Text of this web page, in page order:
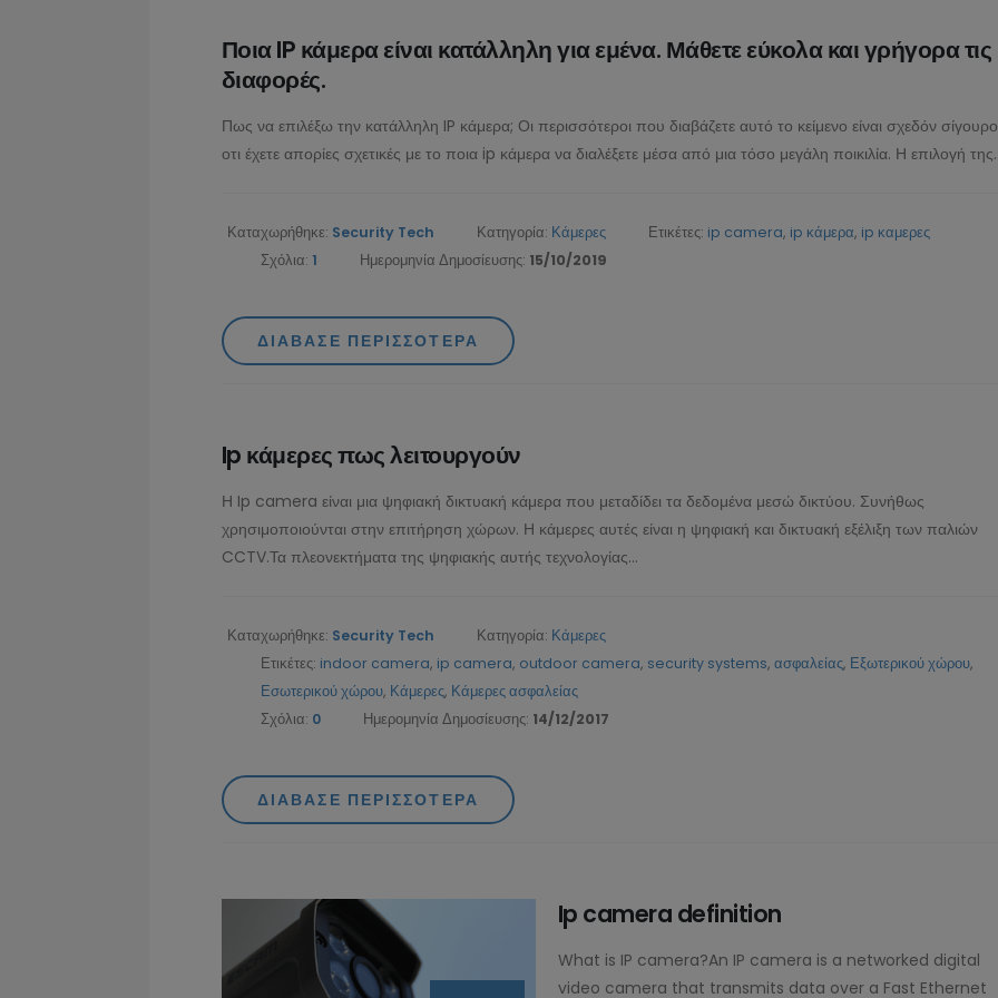
Ποια IP κάμερα είναι κατάλληλη για εμένα. Μάθετε εύκολα και γρήγορα τις
διαφορές.
Πως να επιλέξω την κατάλληλη IP κάμερα; Οι περισσότεροι που διαβάζετε αυτό το κείμενο είναι σχεδόν σίγουρο
οτι έχετε απορίες σχετικές με το ποια ip κάμερα να διαλέξετε μέσα από μια τόσο μεγάλη ποικιλία. Η επιλογή
Καταχωρήθηκε: Security Tech Κατηγορία: Κάμερες Ετικέτες: ip camera, ip κάμερα, ip καμερες
Σχόλια: 1 Ημερομηνία Δημοσίευσης: 15/10/2019
ΔΙΆΒΑΣΕ ΠΕΡΙΣΣΌΤΕΡΑ
Ip κάμερες πως λειτουργούν
Η Ip camera είναι μια ψηφιακή δικτυακή κάμερα που μεταδίδει τα δεδομένα μεσώ δικτύου. Συνήθως
χρησιμοποιούνται στην επιτήρηση χώρων. Η κάμερες αυτές είναι η ψηφιακή και δικτυακή εξέλιξη των παλιών
CCTV.Τα πλεονεκτήματα της ψηφιακής αυτής τεχνολογίας...
Καταχωρήθηκε: Security Tech Κατηγορία: Κάμερες
Ετικέτες: indoor camera, ip camera, outdoor camera, security systems, ασφαλείας, Εξωτερικού χώρου,
Εσωτερικού χώρου, Κάμερες, Κάμερες ασφαλείας
Σχόλια: 0 Ημερομηνία Δημοσίευσης: 14/12/2017
ΔΙΆΒΑΣΕ ΠΕΡΙΣΣΌΤΕΡΑ
Ip camera definition
What is IP camera?An IP camera is a networked digital
video camera that transmits data over a Fast Ethernet